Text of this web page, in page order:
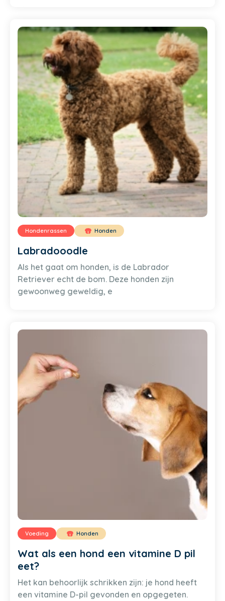
Hondenrassen Honden
Labradooodle
Als het gaat om honden, is de Labrador
Retriever echt de bom. Deze honden zijn
gewoonweg geweldig, e
Voeding Honden
Wat als een hond een vitamine D pil
eet?
Het kan behoorlijk schrikken zijn: je hond heeft
een vitamine D-pil gevonden en opgegeten.